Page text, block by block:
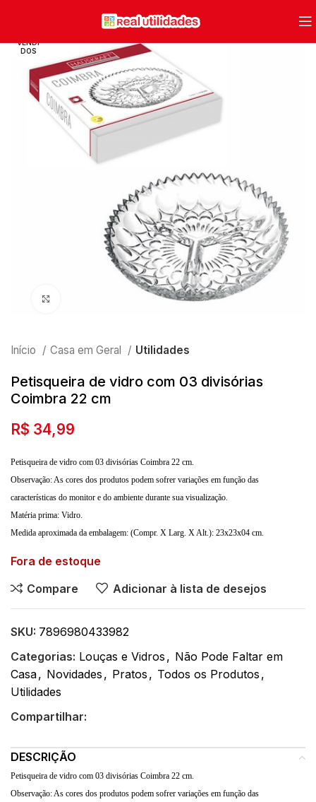
VENDI
DOS
Início Casa em Geral Utilidades
Petisqueira de vidro com 03 divisórias
Coimbra 22 cm
R$ 34,99
Petisqueira de vidro com 03 divisórias Coimbra 22 cm.
Observação: As cores dos produtos podem sofrer variações em função das
características do monitor e do ambiente durante sua visualização.
Matéria prima: Vidro.
Medida aproximada da embalagem: (Compr. X Larg. X Alt.): 23x23x04 cm.
Fora de estoque
Compare
Adicionar à lista de desejos
SKU: 7896980433982
Categorias: Louças e Vidros , Não Pode Faltar em
Casa, Novidades , Pratos , Todos os Produtos ,
Utilidades
Compartilhar:
DESCRIÇÃO
Petisqueira de vidro com 03 divisórias Coimbra 22 cm.
Observação: As cores dos produtos podem sofrer variações em função das